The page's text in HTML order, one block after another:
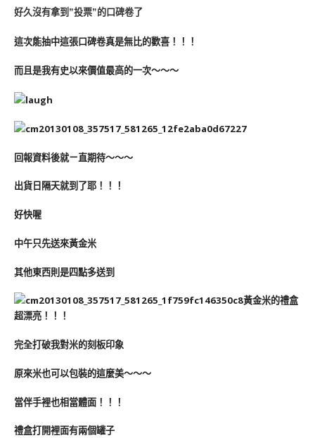
好久沒有拿到”投票”的口碑卷了
這次能抽中這張口碑卷真是無比的歡喜！！！
而且是我有史以來價值最高的一次～～～
回報資料後就ㄧ直期待～～～
出貨日隔天就到了耶！！！
好快喔
中午只先送來黃金米
其他東西則是四點多送到
黃金米的禮盒
超漂亮！！！
完全打破我對米的刻板印象
原來米也可以包裝的這麼美～～～
當伴手裡也相當體面！！！
禮盒打開裡面有兩個罐子